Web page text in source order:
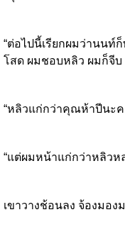
“ต่อไปนี้เรียกผมว่านนท์
โสด ผมชอบหลิว ผมก็จีบ
“หลิวแก่กว่าคุณห้าปีนะค
“แต่ผมหน้าแก่กว่าหลิวห
เขาวางช้อนลง จ้องมอง